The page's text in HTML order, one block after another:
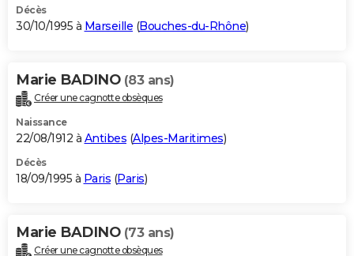
Décès
30/10/1995 à Marseille (Bouches-du-Rhône)
Marie BADINO (83 ans)
Créer une cagnotte obsèques
Naissance
22/08/1912 à Antibes (Alpes-Maritimes)
Décès
18/09/1995 à Paris (Paris)
Marie BADINO (73 ans)
Créer une cagnotte obsèques